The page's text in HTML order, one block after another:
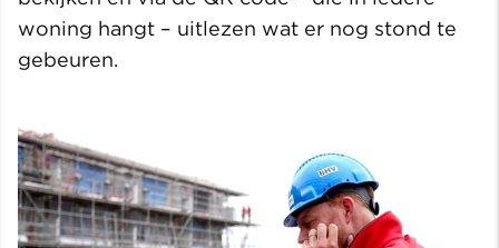
woning hangt – uitlezen wat er nog stond te
gebeuren.